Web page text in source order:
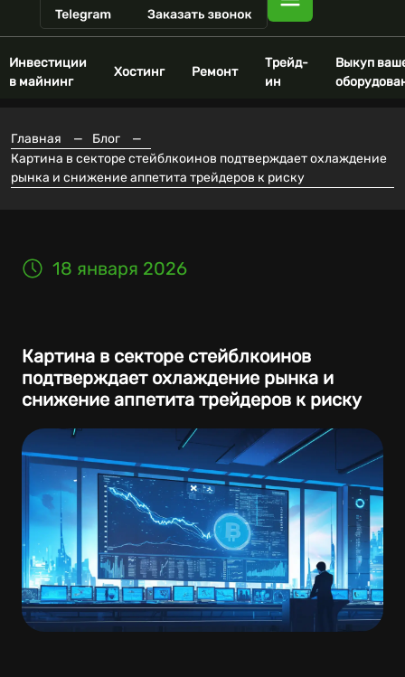
Инвестиции
в майнинг
Хостинг Ремонт
Трейд-
ин
Выкуп
Главная — Блог
—
Картина в секторе стейблкоинов подтверждает охлаждение
рынка и снижение аппетита трейдеров к риску
18 января 2026
Картина в секторе стейблкоинов
подтверждает охлаждение рынка и
снижение аппетита трейдеров к риску